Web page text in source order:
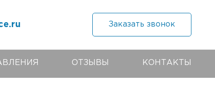
Заказать звонок
ОТЗЫВЫ КОНТАКТЫ